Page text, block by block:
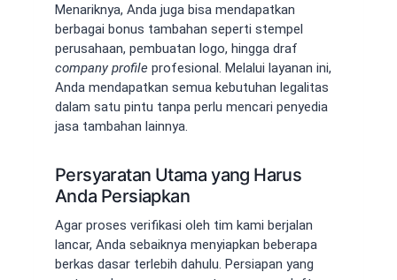
Menariknya, Anda juga bisa mendapatkan
berbagai bonus tambahan seperti stempel
perusahaan, pembuatan logo, hingga draf
company profile profesional. Melalui layanan ini,
Anda mendapatkan semua kebutuhan legalitas
dalam satu pintu tanpa perlu mencari penyedia
jasa tambahan lainnya.
Persyaratan Utama yang Harus
Anda Persiapkan
Agar proses verifikasi oleh tim kami berjalan
lancar, Anda sebaiknya menyiapkan beberapa
berkas dasar terlebih dahulu. Persiapan yang